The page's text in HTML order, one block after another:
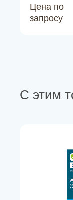
Цена по
запросу
С этим